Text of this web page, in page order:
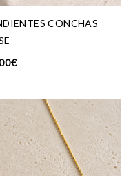
CONCHAS
€